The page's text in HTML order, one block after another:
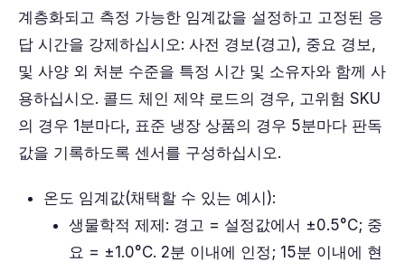
계층화되고 측정 가능한 임계값을 설정하고 고정된 응
답 시간을 강제하십시오: 사전 경보(경고), 중요 경보,
및 사양 외 처분 수준을 특정 시간 및 소유자와 함께 사
용하십시오. 콜드 체인 제약 로드의 경우, 고위험 SKU
의 경우 1분마다, 표준 냉장 상품의 경우 5분마다 판독
값을 기록하도록 센서를 구성하십시오.
온도 임계값(채택할 수 있는 예시):
생물학적 제제: 경고 = 설정값에서 ±0.5°C; 중
요 = ±1.0°C. 2분 이내에 인정; 15분 이내에 현